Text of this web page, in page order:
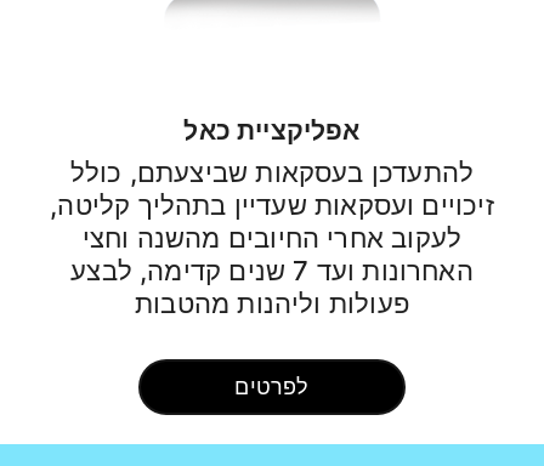
אפליקציית כאל
להתעדכן בעסקאות שביצעתם, כולל
זיכויים ועסקאות שעדיין בתהליך קליטה,
לעקוב אחרי החיובים מהשנה וחצי
האחרונות ועד 7 שנים קדימה, לבצע
פעולות וליהנות מהטבות
לפרטים